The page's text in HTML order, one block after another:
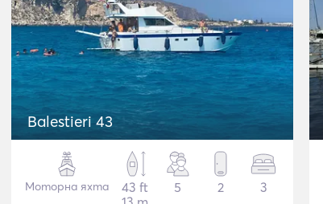
Balestieri 43
Моторна яхта
43 ft
5 2 3